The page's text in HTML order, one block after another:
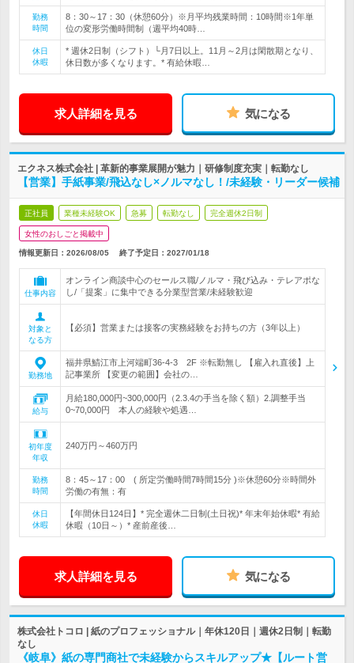
勤務
時間
8：30～17：30（休憩60分）※月平均残業時間：10時間※1年単
位の変形労働時間制（週平均40時…
休日
休暇
* 週休2日制（シフト）└月7日以上。11月～2月は閑散期となり、
休日数が多くなります。* 有給休暇…
求人詳細を見る 気になる
エクネス株式会社 | 革新的事業展開が魅力｜研修制度充実｜転勤なし
【営業】手紙事業/飛込なし×ノルマなし！/未経験・リーダー候補
正社員 業種未経験OK 急募 転勤なし 完全週休2日制
女性のおしごと掲載中
情報更新日：2026/08/05 終了予定日： 2027/01/18
仕事内容
オンライン商談中心のセールス職/ノルマ・飛び込み・テレアポな
し/「提案」に集中できる分業型営業/未経験歓迎
対象と
なる方
【必須】営業または接客の実務経験をお持ちの方（3年以上）
勤務地
福井県鯖江市上河端町36-4-3 2F ※転勤無し 【雇入れ直後】上
記事業所 【変更の範囲】会社の…
給与
月給180,000円~300,000円（2.3.4の手当を除く額）2.調整手当
0~70,000円 本人の経験や処遇…
初年度
年収
240万円～460万円
勤務
時間
8：45～17：00 ( 所定労働時間7時間15分 )※休憩60分※時間外
労働の有無：有
休日
休暇
【年間休日124日】* 完全週休二日制(土日祝)* 年末年始休暇* 有給
休暇（10日～）* 産前産後…
求人詳細を見る 気になる
株式会社トコロ | 紙のプロフェッショナル｜年休120日｜週休2日制｜転勤
なし
《岐阜》紙の専門商社で未経験からスキルアップ★【ルート営